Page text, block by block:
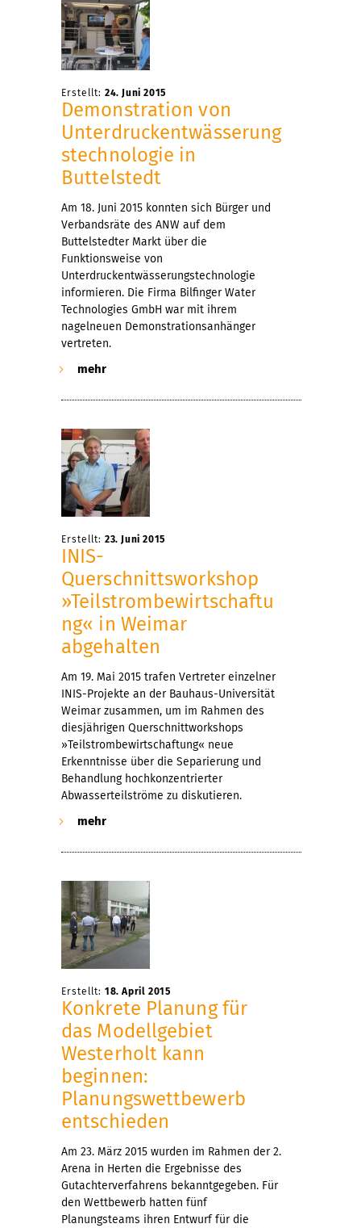
Erstellt: 24. Juni 2015
Demonstration von
Unterdruckentwässerung
stechnologie in
Buttelstedt
Am 18. Juni 2015 konnten sich Bürger und
Verbandsräte des ANW auf dem
Buttelstedter Markt über die
Funktionsweise von
Unterdruckentwässerungstechnologie
informieren. Die Firma Bilfinger Water
Technologies GmbH war mit ihrem
nagelneuen Demonstrationsanhänger
vertreten.
mehr
Erstellt: 23. Juni 2015
INIS-
Querschnittsworkshop
»Teilstrombewirtschaftu
ng« in Weimar
abgehalten
Am 19. Mai 2015 trafen Vertreter einzelner
INIS-Projekte an der Bauhaus-Universität
Weimar zusammen, um im Rahmen des
diesjährigen Querschnittworkshops
»Teilstrombewirtschaftung« neue
Erkenntnisse über die Separierung und
Behandlung hochkonzentrierter
Abwasserteilströme zu diskutieren.
mehr
Erstellt: 18. April 2015
Konkrete Planung für
das Modellgebiet
Westerholt kann
beginnen:
Planungswettbewerb
entschieden
Am 23. März 2015 wurden im Rahmen der 2.
Arena in Herten die Ergebnisse des
Gutachterverfahrens bekanntgegeben. Für
den Wettbewerb hatten fünf
Planungsteams ihren Entwurf für die